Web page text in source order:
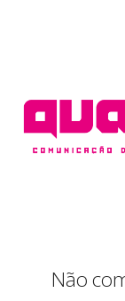
Não